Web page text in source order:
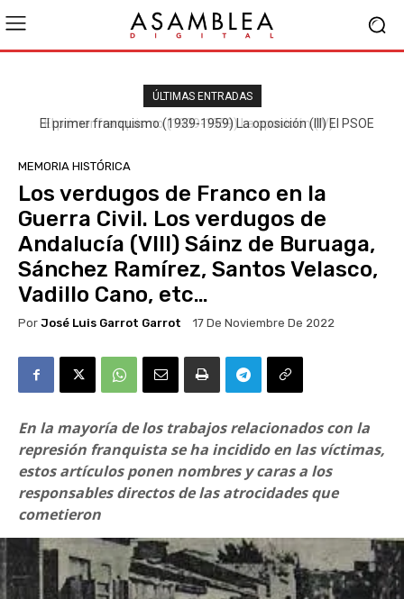
ÚLTIMAS ENTRADAS
El primer franquismo (1939-1959) La oposición (III) El PSOE
MEMORIA HISTÓRICA
Los verdugos de Franco en la
Guerra Civil. Los verdugos de
Andalucía (VIII) Sáinz de Buruaga,
Sánchez Ramírez, Santos Velasco,
Vadillo Cano, etc…
Por José Luis Garrot Garrot 17 De Noviembre De 2022
En la mayoría de los trabajos relacionados con la
represión franquista se ha incidido en las víctimas,
estos artículos ponen nombres y caras a los
responsables directos de las atrocidades que
cometieron